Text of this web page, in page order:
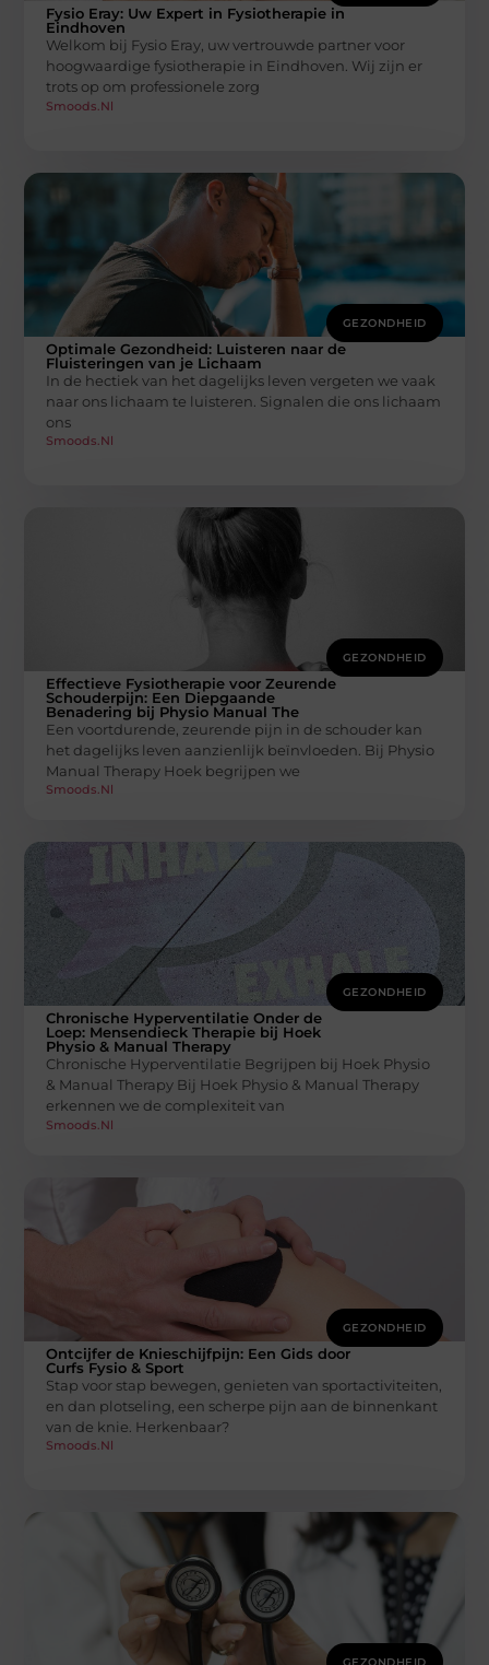
Fysio Eray: Uw Expert in Fysiotherapie in
Eindhoven
Welkom bij Fysio Eray, uw vertrouwde partner voor
hoogwaardige fysiotherapie in Eindhoven. Wij zijn er
trots op om professionele zorg
Smoods.nl
GEZONDHEID
Optimale Gezondheid: Luisteren naar de
Fluisteringen van je Lichaam
In de hectiek van het dagelijks leven vergeten we vaak
naar ons lichaam te luisteren. Signalen die ons lichaam
ons
Smoods.nl
GEZONDHEID
Effectieve Fysiotherapie voor Zeurende
Schouderpijn: Een Diepgaande
Benadering bij Physio Manual The
Een voortdurende, zeurende pijn in de schouder kan
het dagelijks leven aanzienlijk beïnvloeden. Bij Physio
Manual Therapy Hoek begrijpen we
Smoods.nl
GEZONDHEID
Chronische Hyperventilatie Onder de
Loep: Mensendieck Therapie bij Hoek
Physio & Manual Therapy
Chronische Hyperventilatie Begrijpen bij Hoek Physio
& Manual Therapy Bij Hoek Physio & Manual Therapy
erkennen we de complexiteit van
Smoods.nl
GEZONDHEID
Ontcijfer de Knieschijfpijn: Een Gids door
Curfs Fysio & Sport
Stap voor stap bewegen, genieten van sportactiviteiten,
en dan plotseling, een scherpe pijn aan de binnenkant
van de knie. Herkenbaar?
Smoods.nl